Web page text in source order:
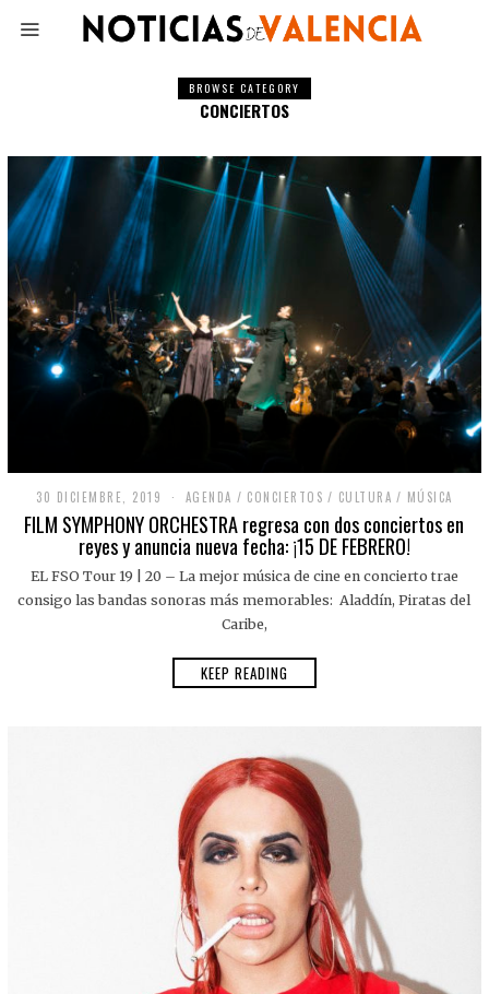
BROWSE CATEGORY
CONCIERTOS
30 DICIEMBRE, 2019 AGENDA / CONCIERTOS / CULTURA / MÚSICA
FILM SYMPHONY ORCHESTRA regresa con dos conciertos en
reyes y anuncia nueva fecha: ¡15 DE FEBRERO!
EL FSO Tour 19 | 20 – La mejor música de cine en concierto trae
consigo las bandas sonoras más memorables: Aladdín, Piratas del
Caribe,
KEEP READING